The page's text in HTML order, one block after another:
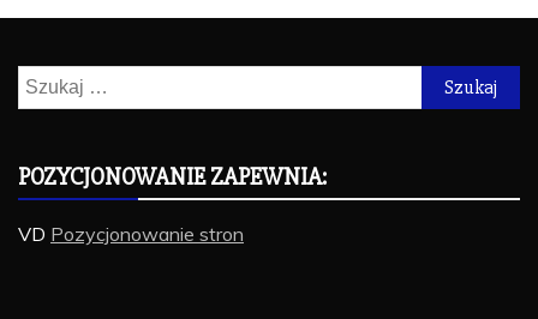
Szukaj:
POZYCJONOWANIE ZAPEWNIA:
VD Pozycjonowanie stron